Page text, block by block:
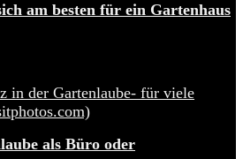
am besten für ein Gartenhaus
als Büro oder